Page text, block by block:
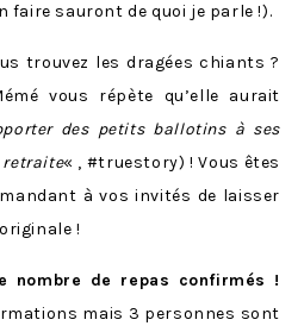
faire sauront de quoi je parle !).
trouvez les dragées chiants ?
vous répète qu’elle aurait
des petits ballotins à ses
retraite« , #truestory) ! Vous êtes
à vos invités de laisser
!
nombre de repas confirmés !
mais 3 personnes sont